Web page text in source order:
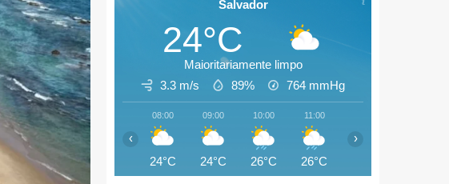
Salvador
24°C
Maioritariamente limpo
3.3 m/s
89% 764 mmHg
08:00
24°C
09:00
24°C
10:00
26°C
11:00
26°C
‹ ›